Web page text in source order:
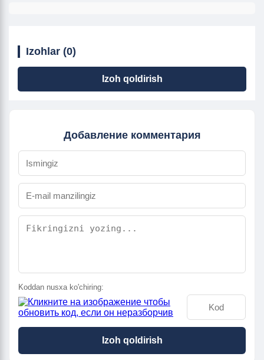
Izohlar (0)
Izoh qoldirish
Добавление комментария
Koddan nusxa ko'chiring:
Izoh qoldirish